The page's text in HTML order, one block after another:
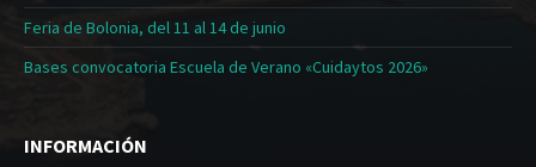
Feria de Bolonia, del 11 al 14 de junio
Bases convocatoria Escuela de Verano «Cuidaytos 2026»
INFORMACIÓN